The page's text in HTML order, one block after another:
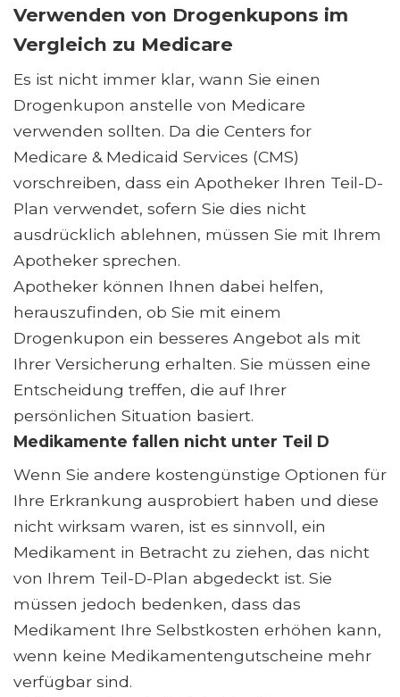
Verwenden von Drogenkupons im
Vergleich zu Medicare
Es ist nicht immer klar, wann Sie einen
Drogenkupon anstelle von Medicare
verwenden sollten. Da die Centers for
Medicare & Medicaid Services (CMS)
vorschreiben, dass ein Apotheker Ihren Teil-D-
Plan verwendet, sofern Sie dies nicht
ausdrücklich ablehnen, müssen Sie mit Ihrem
Apotheker sprechen.
Apotheker können Ihnen dabei helfen,
herauszufinden, ob Sie mit einem
Drogenkupon ein besseres Angebot als mit
Ihrer Versicherung erhalten. Sie müssen eine
Entscheidung treffen, die auf Ihrer
persönlichen Situation basiert.
Medikamente fallen nicht unter Teil D
Wenn Sie andere kostengünstige Optionen für
Ihre Erkrankung ausprobiert haben und diese
nicht wirksam waren, ist es sinnvoll, ein
Medikament in Betracht zu ziehen, das nicht
von Ihrem Teil-D-Plan abgedeckt ist. Sie
müssen jedoch bedenken, dass das
Medikament Ihre Selbstkosten erhöhen kann,
wenn keine Medikamentengutscheine mehr
verfügbar sind.